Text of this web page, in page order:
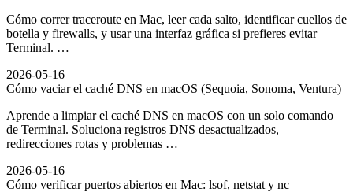
Cómo correr traceroute en Mac, leer cada salto, identificar cuellos de
botella y firewalls, y usar una interfaz gráfica si prefieres evitar
Terminal. …
2026-05-16
Cómo vaciar el caché DNS en macOS (Sequoia, Sonoma, Ventura)
Aprende a limpiar el caché DNS en macOS con un solo comando
de Terminal. Soluciona registros DNS desactualizados,
redirecciones rotas y problemas …
2026-05-16
Cómo verificar puertos abiertos en Mac: lsof, netstat y nc